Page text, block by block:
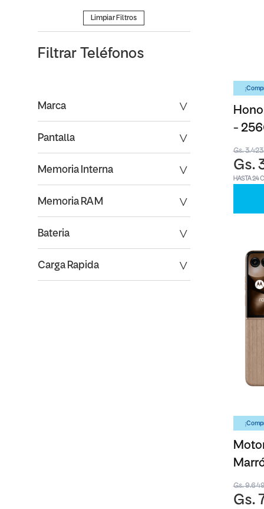
Limpiar Filtros
Filtrar Teléfonos
Marca
Pantalla
Carga Rapida
Memoria RAM
Memoria Interna
Bateria
-
Gs.
Gs.
HASTA 24
Gs.
Gs.